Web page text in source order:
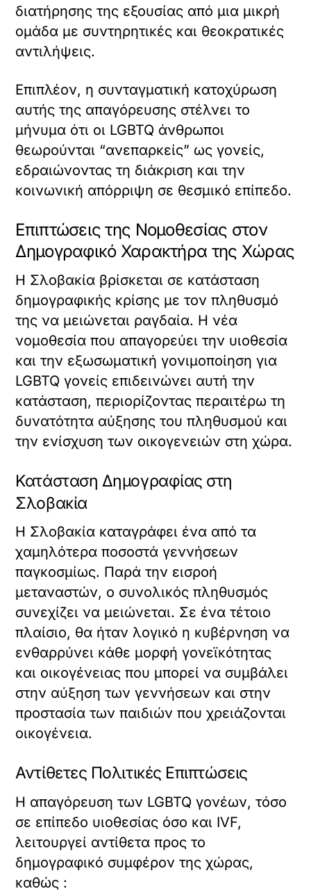
διατήρησης της εξουσίας από μια μικρή
ομάδα με συντηρητικές και θεοκρατικές
αντιλήψεις.
Επιπλέον, η συνταγματική κατοχύρωση
αυτής της απαγόρευσης στέλνει το
μήνυμα ότι οι LGBTQ άνθρωποι
θεωρούνται “ανεπαρκείς” ως γονείς,
εδραιώνοντας τη διάκριση και την
κοινωνική απόρριψη σε θεσμικό επίπεδο.
Επιπτώσεις της Νομοθεσίας στον
Δημογραφικό Χαρακτήρα της Χώρας
Η Σλοβακία βρίσκεται σε κατάσταση
δημογραφικής κρίσης με τον πληθυσμό
της να μειώνεται ραγδαία. Η νέα
νομοθεσία που απαγορεύει την υιοθεσία
και την εξωσωματική γονιμοποίηση για
LGBTQ γονείς επιδεινώνει αυτή την
κατάσταση, περιορίζοντας περαιτέρω τη
δυνατότητα αύξησης του πληθυσμού και
την ενίσχυση των οικογενειών στη χώρα.
Κατάσταση Δημογραφίας στη
Σλοβακία
Η Σλοβακία καταγράφει ένα από τα
χαμηλότερα ποσοστά γεννήσεων
παγκοσμίως. Παρά την εισροή
μεταναστών, ο συνολικός πληθυσμός
συνεχίζει να μειώνεται. Σε ένα τέτοιο
πλαίσιο, θα ήταν λογικό η κυβέρνηση να
ενθαρρύνει κάθε μορφή γονεϊκότητας
και οικογένειας που μπορεί να συμβάλει
στην αύξηση των γεννήσεων και στην
προστασία των παιδιών που χρειάζονται
οικογένεια.
Αντίθετες Πολιτικές Επιπτώσεις
Η απαγόρευση των LGBTQ γονέων, τόσο
σε επίπεδο υιοθεσίας όσο και IVF,
λειτουργεί αντίθετα προς το
δημογραφικό συμφέρον της χώρας,
καθώς :